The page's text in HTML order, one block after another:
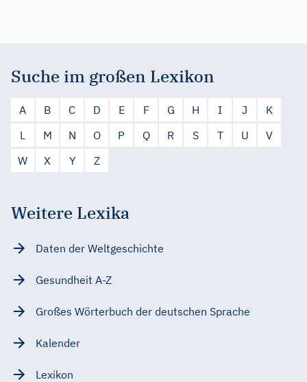
Suche im großen Lexikon
A B C D E F G H I J
K
L
M N O P Q R S T U
V
W
X Y Z
Weitere Lexika
Daten der Weltgeschichte
Gesundheit A-Z
Großes Wörterbuch der deutschen Sprache
Kalender
Lexikon